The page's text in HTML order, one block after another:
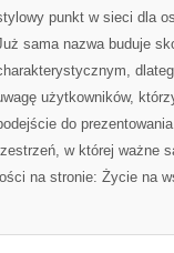
punkt w sieci dla
sama nazwa buduje
użytkowników,
do
w której ważne
na stronie: Życie na